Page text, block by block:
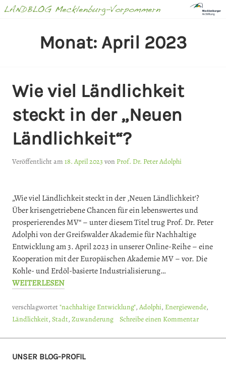
Springe
LANDBLOG
VORPOMMERN
Monat: April 2023
Wie viel Ländlichkeit
steckt in der „Neuen
Ländlichkeit“?
Veröffentlicht am 18. April 2023 von Prof. Dr. Peter Adolphi
„Wie viel Ländlichkeit steckt in der ‚Neuen Ländlichkeit‘?
Über krisengetriebene Chancen für ein lebenswertes und
prosperierendes MV“ – unter diesem Titel trug Prof. Dr. Peter
Adolphi von der Greifswalder Akademie für Nachhaltige
Entwicklung am 3. April 2023 in unserer Online-Reihe – eine
Kooperation mit der Europäischen Akademie MV – vor. Die
Kohle- und Erdöl-basierte Industrialisierung…
WEITERLESEN
verschlagwortet "nachhaltige Entwicklung", Adolphi, Energiewende,
Ländlichkeit, Stadt, Zuwanderung Schreibe einen Kommentar
UNSER BLOG-PROFIL